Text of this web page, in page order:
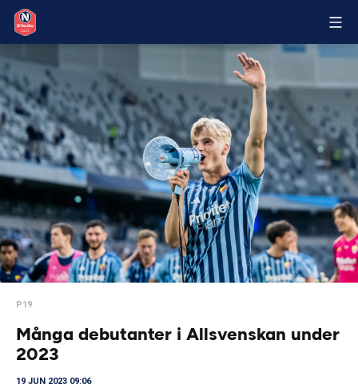
P19
Många debutanter i Allsvenskan under
2023
19 JUN 2023 09:06